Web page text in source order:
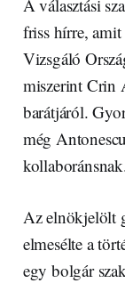
A választási
friss hírre,
Vizsgáló
miszerint Crin
barátjáról.
még
Az elnökjelölt
elmesélte a
egy bolgár